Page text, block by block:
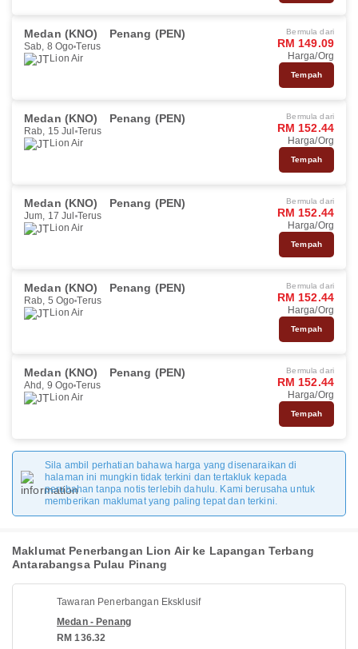
Medan (KNO) Penang (PEN)
Sab, 8 Ogo Terus
Lion Air
Bermula dari
RM 149.09
Harga/Org
Tempah
Medan (KNO) Penang (PEN)
Rab, 15 Jul Terus
Lion Air
Bermula dari
RM 152.44
Harga/Org
Tempah
Medan (KNO) Penang (PEN)
Jum, 17 Jul Terus
Lion Air
Bermula dari
RM 152.44
Harga/Org
Tempah
Medan (KNO) Penang (PEN)
Rab, 5 Ogo Terus
Lion Air
Bermula dari
RM 152.44
Harga/Org
Tempah
Medan (KNO) Penang (PEN)
Ahd, 9 Ogo Terus
Lion Air
Bermula dari
RM 152.44
Harga/Org
Tempah
Sila ambil perhatian bahawa harga yang disenaraikan di
halaman ini mungkin tidak terkini dan tertakluk kepada
perubahan tanpa notis terlebih dahulu. Kami berusaha untuk
memberikan maklumat yang paling tepat dan terkini.
Maklumat Penerbangan Lion Air ke Lapangan Terbang
Antarabangsa Pulau Pinang
Tawaran Penerbangan Eksklusif
Medan - Penang
RM 136.32